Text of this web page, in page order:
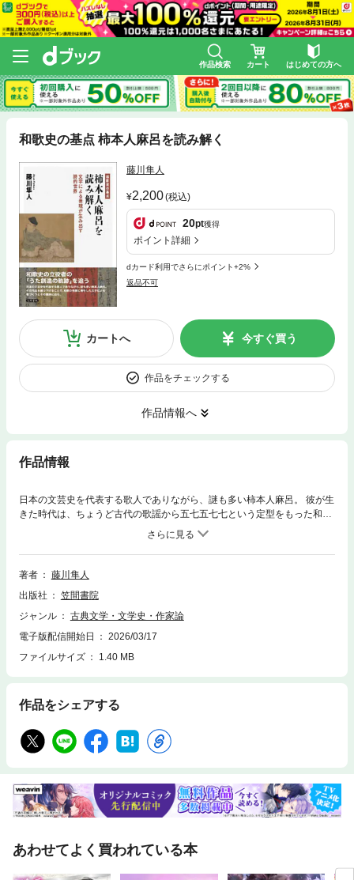
作品検索 カート はじめての方へ
和歌史の基点 柿本人麻呂を読み解く
藤川隼人
2,200(税込)
20pt獲得
ポイント詳細
dカード利用でさらにポイント+2%
返品不可
カートへ 今すぐ買う
作品をチェックする
作品情報へ
作品情報
日本の文芸史を代表する歌人でありながら、謎も多い柿本人麻呂。 彼が生
きた時代は、ちょうど古代の歌謡から五七五七七という定型をもった和歌
が確立され、一方で漢字という外来の文字を使った表現が成立するとい
う、文芸における大きな変化の時期だった。 実は人麻呂こそ、作品を通じ
てそうした変化を先導し、和歌表現の幅を大きく広げた立役者だったので
は？ 本書ではそんな考えに立ち、人麻呂の和歌を掘り下げることで、和歌
著者
藤川隼人
出版社
笠間書院
ジャンル
古典文学・文学史・作家論
電子版配信開始日
2026/03/17
ファイルサイズ
1.40 MB
作品をシェアする
あわせてよく買われている本